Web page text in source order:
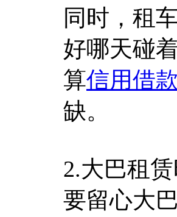
同时，租
好哪天碰
算信用借款
缺。
2.大巴租
要留心大